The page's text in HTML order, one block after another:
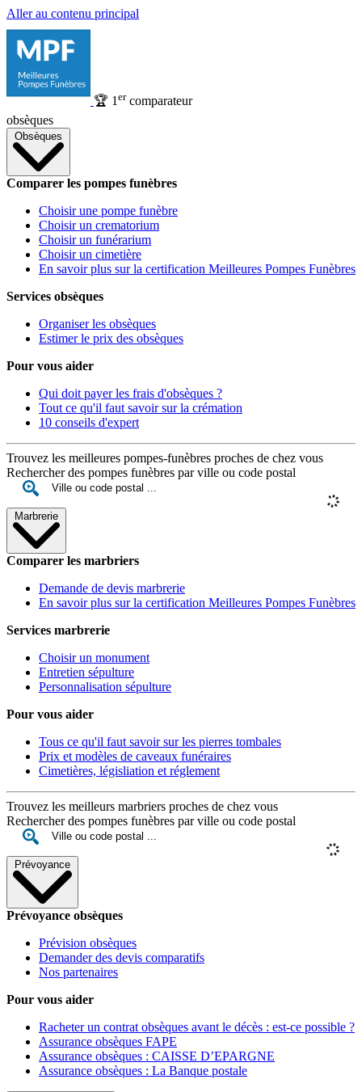
Aller au contenu principal
🏆 1 ercomparateur
obsèques
Obsèques
Comparer les pompes funèbres
Choisir une pompe funèbre
Choisir un crematorium
Choisir un funérarium
Choisir un cimetière
En savoir plus sur la certification Meilleures Pompes Funèbres
Services obsèques
Organiser les obsèques
Estimer le prix des obsèques
Pour vous aider
Qui doit payer les frais d'obsèques ?
Tout ce qu'il faut savoir sur la crémation
10 conseils d'expert
Trouvez les meilleures pompes-funèbres proches de chez vous
Rechercher des pompes funèbres par ville ou code postal
Marbrerie
Comparer les marbriers
Demande de devis marbrerie
En savoir plus sur la certification Meilleures Pompes Funèbres
Services marbrerie
Choisir un monument
Entretien sépulture
Personnalisation sépulture
Pour vous aider
Tous ce qu'il faut savoir sur les pierres tombales
Prix et modèles de caveaux funéraires
Cimetières, législiation et réglement
Trouvez les meilleurs marbriers proches de chez vous
Rechercher des pompes funèbres par ville ou code postal
Prévoyance
Prévoyance obsèques
Prévision obsèques
Demander des devis comparatifs
Nos partenaires
Pour vous aider
Racheter un contrat obsèques avant le décès : est-ce possible ?
Assurance obsèques FAPE
Assurance obsèques : CAISSE D’EPARGNE
Assurance obsèques : La Banque postale